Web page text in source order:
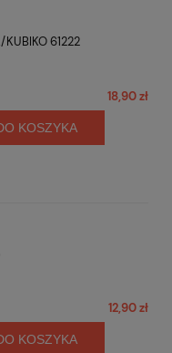
61222
18,90 zł
KOSZYKA
12,90 zł
KOSZYKA